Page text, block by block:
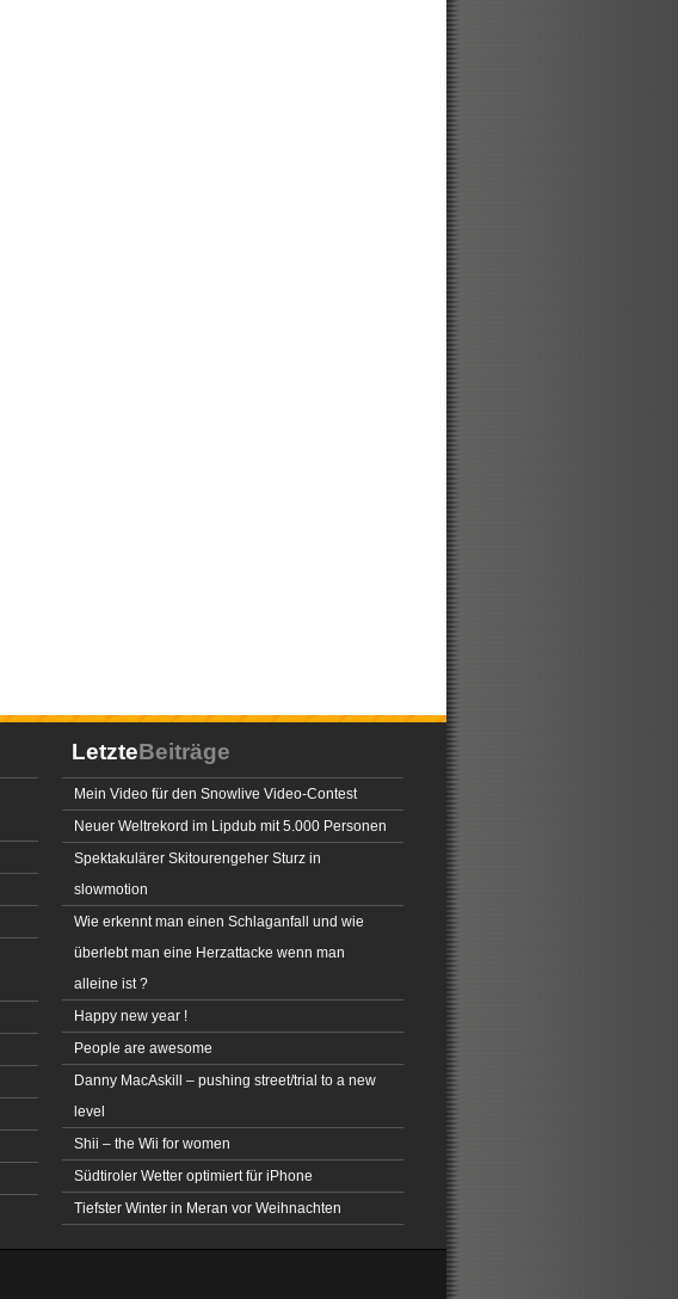
LetzteBeiträge
Mein Video für den Snowlive Video-Contest
Neuer Weltrekord im Lipdub mit 5.000 Personen
Spektakulärer Skitourengeher Sturz in
slowmotion
Wie erkennt man einen Schlaganfall und wie
überlebt man eine Herzattacke wenn man
alleine ist ?
Happy new year !
People are awesome
Danny MacAskill – pushing street/trial to a new
level
Shii – the Wii for women
Südtiroler Wetter optimiert für iPhone
Tiefster Winter in Meran vor Weihnachten